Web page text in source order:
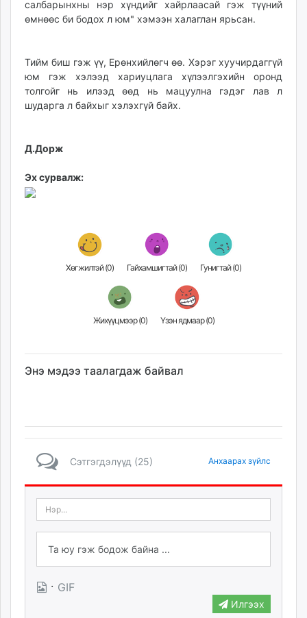
салбарынхны нэр хүндийг хайрлаасай гэж түүний
өмнөөс би бодох л юм" хэмээн халаглан ярьсан.
Тийм биш гэж үү, Ерөнхийлөгч өө. Хэрэг хуучирдаггүй
юм гэж хэлээд хариуцлага хүлээлгэхийн оронд
толгойг нь илээд өөд нь мацуулна гэдэг лав л
шударга л байхыг хэлэхгүй байх.
Д.Дорж
Эх сурвалж:
Хөгжилтэй (0) Гайхамшигтай (0) Гунигтай (0)
Жихүүцмээр (0) Үзэн ядмаар (0)
Энэ мэдээ таалагдаж байвал
Сэтгэгдэлүүд (25) Анхаарах зүйлс
· GIF
Илгээх